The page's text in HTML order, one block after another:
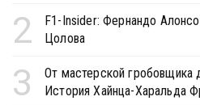
2
F1-Insider: Фернандо
Цолова
3
От мастерской гробовщика
История Хайнца-Харальда